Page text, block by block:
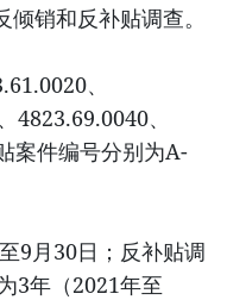
销和反补贴调查。
、
4823.69.0040、
案件编号分别为A-
9月30日；反补贴调
3年（2021年至